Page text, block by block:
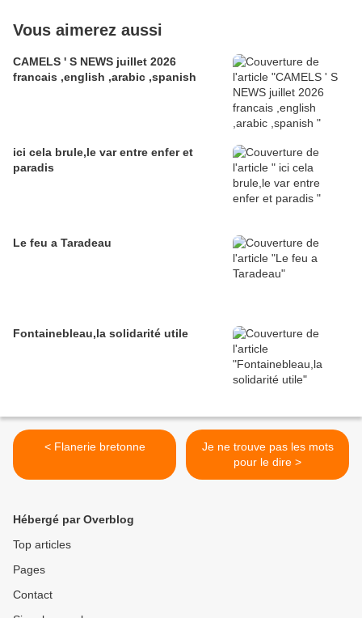
Vous aimerez aussi
CAMELS ' S NEWS juillet 2026
francais ,english ,arabic ,spanish
ici cela brule,le var entre enfer et
paradis
Le feu a Taradeau
Fontainebleau,la solidarité utile
< Flanerie bretonne
Je ne trouve pas les mots
pour le dire >
Hébergé par Overblog
Top articles
Pages
Contact